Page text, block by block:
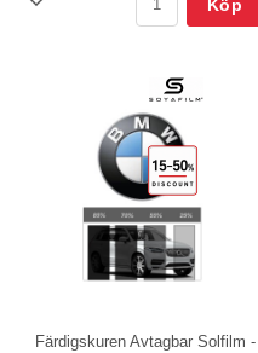
Köp
Färdigskuren Avtagbar Solfilm -